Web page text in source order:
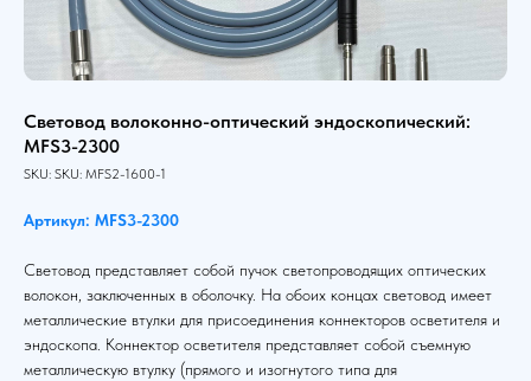
Световод волоконно-оптический эндоскопический:
MFS3-2300
SKU: SKU: MFS2-1600-1
Артикул: MFS3-2300
Световод представляет собой пучок светопроводящих оптических
волокон, заключенных в оболочку. На обоих концах световод имеет
металлические втулки для присоединения коннекторов осветителя и
эндоскопа. Коннектор осветителя представляет собой съемную
металлическую втулку (прямого и изогнутого типа для